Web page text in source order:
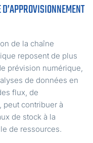
de la chaîne
reposent de plus
prévision numérique,
de données en
flux, de
peut contribuer à
de stock à la
de ressources.